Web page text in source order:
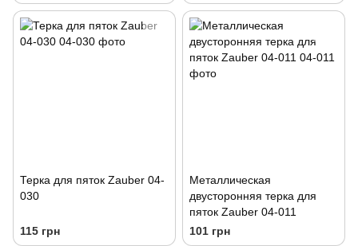
Терка для пяток Zauber 04-
030
115 грн
Металлическая
двусторонняя терка для
пяток Zauber 04-011
101 грн